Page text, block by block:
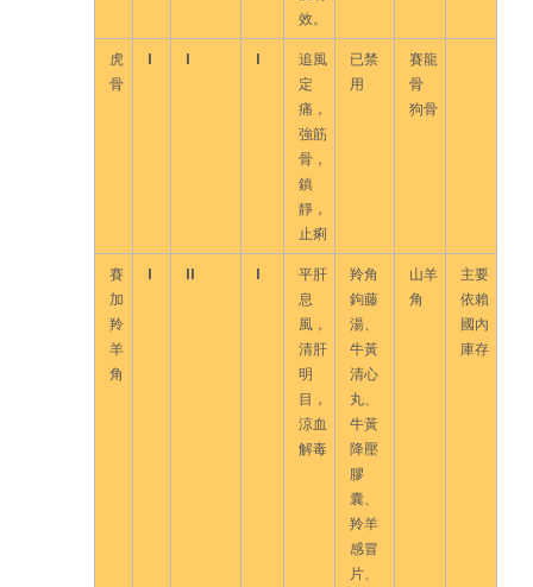
效。
虎
骨
I I I
追風
定
痛，
強筋
骨，
鎮
靜，
止痢
已禁
用
賽龍
骨
狗骨
賽
加
羚
羊
角
I II I
平肝
息
風，
清肝
明
目，
涼血
解毒
羚角
鉤藤
湯、
牛黃
清心
丸、
牛黃
降壓
膠
囊、
羚羊
感冒
片、
山羊
角
主要
依賴
國內
庫存